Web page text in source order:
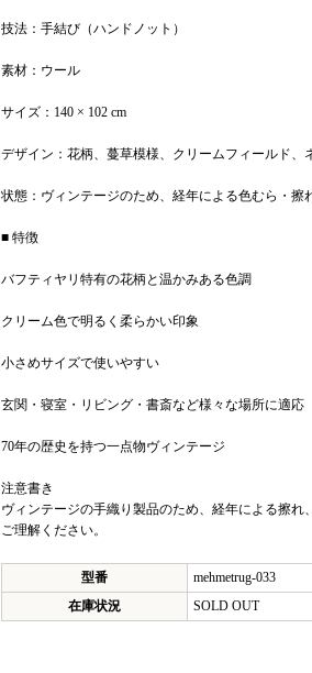
技法：手結び（ハンドノット）
素材：ウール
サイズ：140 × 102 cm
デザイン：花柄、蔓草模様、クリームフィールド、
状態：ヴィンテージのため、経年による色むら・擦
■ 特徴
バフティヤリ特有の花柄と温かみある色調
クリーム色で明るく柔らかい印象
小さめサイズで使いやすい
玄関・寝室・リビング・書斎など様々な場所に適応
70年の歴史を持つ一点物ヴィンテージ
注意書き
ヴィンテージの手織り製品のため、経年による擦
ご理解ください。
型番
mehmetrug-033
在庫状況
SOLD OUT